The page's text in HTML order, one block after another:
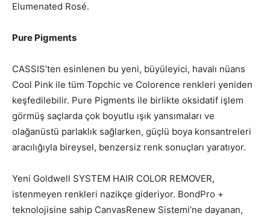
Elumenated Rosé.
Pure Pigments
CASSIS’ten esinlenen bu yeni, büyüleyici, havalı nüans
Cool Pink ile tüm Topchic ve Colorence renkleri yeniden
keşfedilebilir. Pure Pigments ile birlikte oksidatif işlem
görmüş saçlarda çok boyutlu ışık yansımaları ve
olağanüstü parlaklık sağlarken, güçlü boya konsantreleri
aracılığıyla bireysel, benzersiz renk sonuçları yaratıyor.
Yeni Goldwell SYSTEM HAIR COLOR REMOVER,
istenmeyen renkleri nazikçe gideriyor. BondPro +
teknolojisine sahip CanvasRenew Sistemi’ne dayanan,